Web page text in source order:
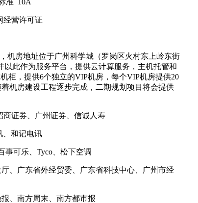
经营许可证
机房地址位于广州科学城（罗岗区火村东上岭东街
此作为服务平台，提供云计算服务，主机托管和
柜，提供6个独立的VIP机房，每个VIP机房提供20
机房建设工程逐步完成，二期规划项目将会提供
证券、广州证券、信诚人寿
、和记电讯
事可乐、Tyco、松下空调
、广东省外经贸委、广东省科技中心、广州市经
、南方周末、南方都市报